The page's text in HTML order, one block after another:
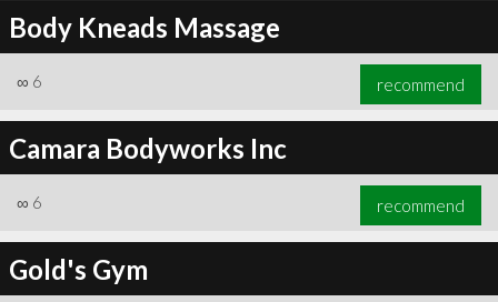
Body Kneads Massage
∞ 6 recommend
Camara Bodyworks Inc
∞ 6 recommend
Gold's Gym